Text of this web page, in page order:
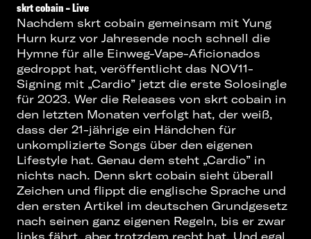
skrt cobain – Live
Nachdem skrt cobain gemeinsam mit Yung
Hurn kurz vor Jahresende noch schnell die
Hymne für alle Einweg-Vape-Aficionados
gedroppt hat, veröffentlicht das NOV11-
Signing mit „Cardio” jetzt die erste Solosingle
für 2023. Wer die Releases von skrt cobain in
den letzten Monaten verfolgt hat, der weiß,
dass der 21-jährige ein Händchen für
unkomplizierte Songs über den eigenen
Lifestyle hat. Genau dem steht „Cardio” in
nichts nach. Denn skrt cobain sieht überall
Zeichen und flippt die englische Sprache und
den ersten Artikel im deutschen Grundgesetz
nach seinen ganz eigenen Regeln, bis er zwar